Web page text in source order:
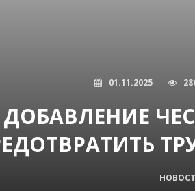
01.11.2025
ДОБАВЛЕНИЕ